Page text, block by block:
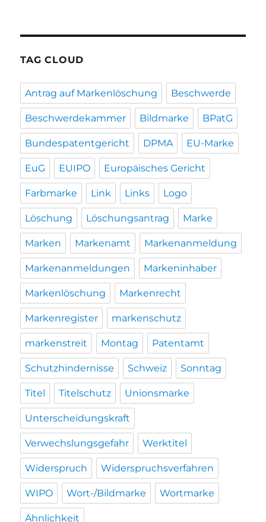
TAG CLOUD
Antrag auf Markenlöschung Beschwerde
Beschwerdekammer Bildmarke BPatG
Bundespatentgericht DPMA EU-Marke
EuG EUIPO Europäisches Gericht
Farbmarke Link Links Logo
Löschung Löschungsantrag Marke
Marken Markenamt Markenanmeldung
Markenanmeldungen Markeninhaber
Markenlöschung Markenrecht
Markenregister markenschutz
markenstreit Montag Patentamt
Schutzhindernisse Schweiz Sonntag
Titel Titelschutz Unionsmarke
Unterscheidungskraft
Verwechslungsgefahr Werktitel
Widerspruch Widerspruchsverfahren
WIPO Wort-/Bildmarke Wortmarke
Ähnlichkeit